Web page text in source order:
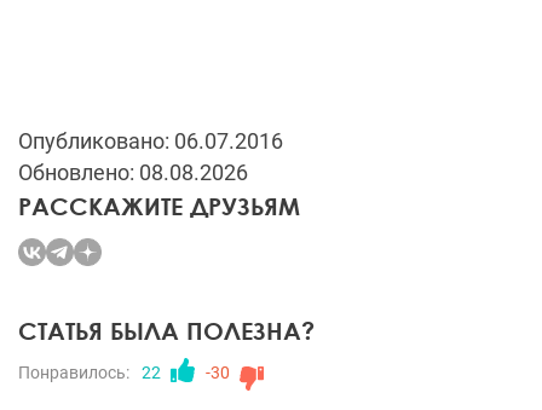
Опубликовано: 06.07.2016
Обновлено: 08.08.2026
РАССКАЖИТЕ ДРУЗЬЯМ
СТАТЬЯ БЫЛА ПОЛЕЗНА?
Понравилось: 22 -30